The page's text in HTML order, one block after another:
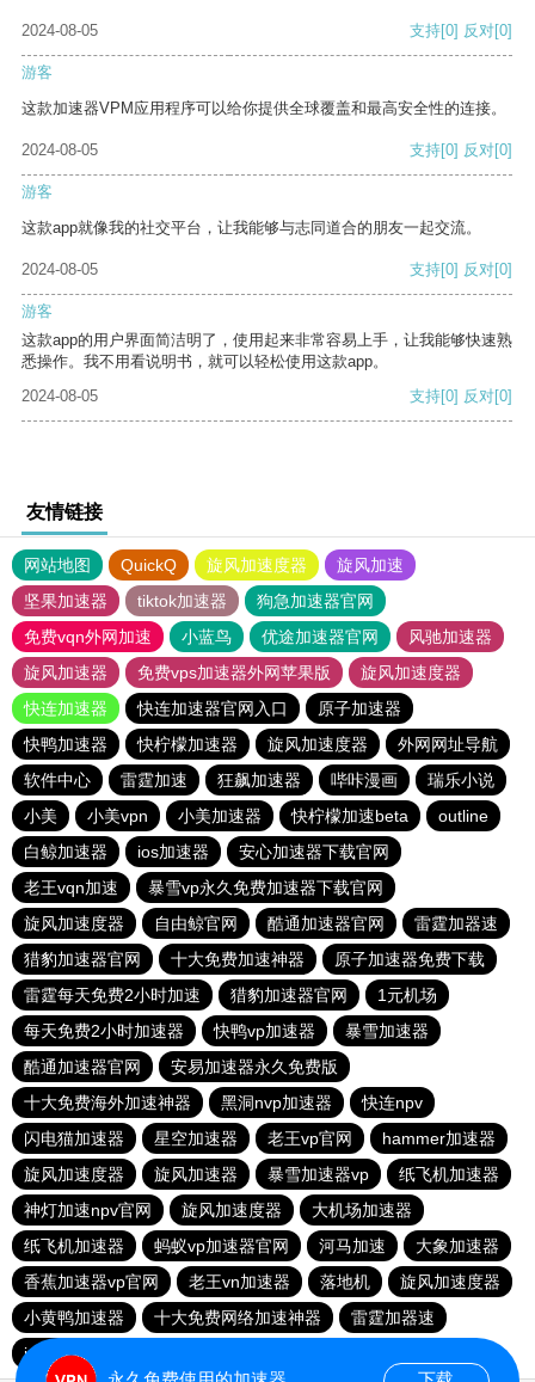
2024-08-05 支持[0] 反对[0]
游客
这款加速器VPM应用程序可以给你提供全球覆盖和最高安全性的连接。
2024-08-05 支持[0] 反对[0]
游客
这款app就像我的社交平台，让我能够与志同道合的朋友一起交流。
2024-08-05 支持[0] 反对[0]
游客
这款app的用户界面简洁明了，使用起来非常容易上手，让我能够快速熟
悉操作。我不用看说明书，就可以轻松使用这款app。
2024-08-05
支持[0] 反对[0]
友情链接
网站地图 QuickQ 旋风加速度器
旋风加速
坚果加速器
tiktok加速器
狗急加速器官网
免费vqn外网加速
小蓝鸟 优途加速器官网
风驰加速器
旋风加速器
免费vps加速器外网苹果版
旋风加速度器
快连加速器
快连加速器官网入口
原子加速器
快鸭加速器
快柠檬加速器 旋风加速度器
外网网址导航
软件中心
雷霆加速 狂飙加速器 哔咔漫画
瑞乐小说
小美
小美vpn 小美加速器 快柠檬加速beta
outline
白鲸加速器
ios加速器
安心加速器下载官网
老王vqn加速
暴雪vp永久免费加速器下载官网
旋风加速度器
自由鲸官网 酷通加速器官网
雷霆加器速
猎豹加速器官网
十大免费加速神器
原子加速器免费下载
雷霆每天免费2小时加速
猎豹加速器官网
1元机场
每天免费2小时加速器
快鸭vp加速器
暴雪加速器
酷通加速器官网
安易加速器永久免费版
十大免费海外加速神器
黑洞nvp加速器
快连npv
闪电猫加速器
星空加速器 老王vp官网
hammer加速器
旋风加速度器
旋风加速器 暴雪加速器vp
纸飞机加速器
神灯加速npv官网
旋风加速度器
大机场加速器
纸飞机加速器
蚂蚁vp加速器官网 河马加速
大象加速器
香蕉加速器vp官网
老王vn加速器 落地机
旋风加速度器
小黄鸭加速器
十大免费网络加速神器
雷霆加器速
ios加速器